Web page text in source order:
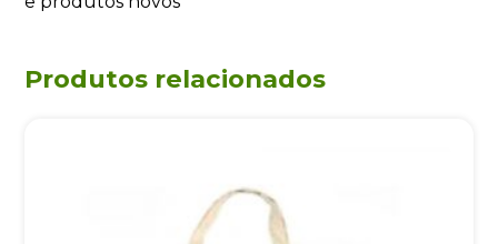
Produtos relacionados